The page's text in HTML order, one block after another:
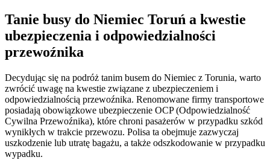
Tanie busy do Niemiec Toruń a kwestie
ubezpieczenia i odpowiedzialności
przewoźnika
Decydując się na podróż tanim busem do Niemiec z Torunia, warto
zwrócić uwagę na kwestie związane z ubezpieczeniem i
odpowiedzialnością przewoźnika. Renomowane firmy transportowe
posiadają obowiązkowe ubezpieczenie OCP (Odpowiedzialność
Cywilna Przewoźnika), które chroni pasażerów w przypadku szkód
wynikłych w trakcie przewozu. Polisa ta obejmuje zazwyczaj
uszkodzenie lub utratę bagażu, a także odszkodowanie w przypadku
wypadku.